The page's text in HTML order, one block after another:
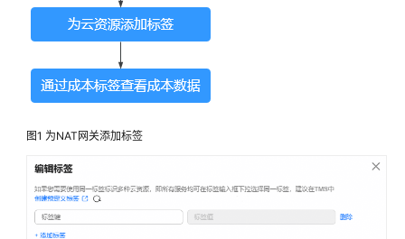
单
费
说
止
计
图1 为NAT网关添加标签